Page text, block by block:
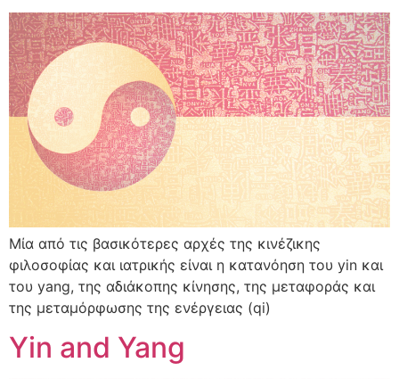
Μία από τις βασικότερες αρχές της κινέζικης
φιλοσοφίας και ιατρικής είναι η κατανόηση του yin και
του yang, της αδιάκοπης κίνησης, της μεταφοράς και
της μεταμόρφωσης της ενέργειας (qi)
Yin and Yang